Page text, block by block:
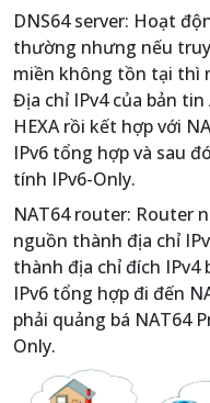
DNS64 server: Hoạt
thường nhưng nếu
miền không tồn tại thì
Địa chỉ IPv4 của bản
HEXA rồi kết hợp với
IPv6 tổng hợp và sau
tính IPv6-Only.
NAT64 router: Router
nguồn thành địa chỉ
thành địa chỉ đích IPv4
IPv6 tổng hợp đi đến
phải quảng bá NAT64
Only.